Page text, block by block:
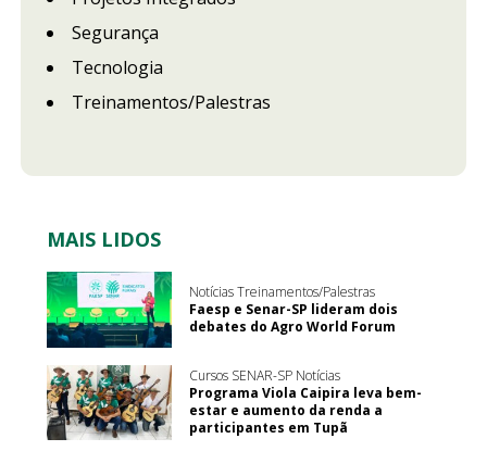
Segurança
Tecnologia
Treinamentos/Palestras
MAIS LIDOS
Notícias Treinamentos/Palestras
Faesp e Senar-SP lideram dois
debates do Agro World Forum
Cursos SENAR-SP Notícias
Programa Viola Caipira leva bem-
estar e aumento da renda a
participantes em Tupã